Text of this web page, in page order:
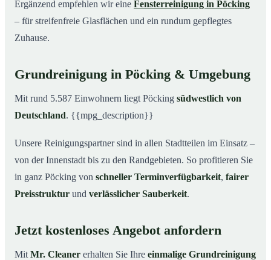
Ergänzend empfehlen wir eine Fensterreinigung in Pöcking
– für streifenfreie Glasflächen und ein rundum gepflegtes
Zuhause.
Grundreinigung in Pöcking & Umgebung
Mit rund 5.587 Einwohnern liegt Pöcking südwestlich von
Deutschland. {{mpg_description}}
Unsere Reinigungspartner sind in allen Stadtteilen im Einsatz –
von der Innenstadt bis zu den Randgebieten. So profitieren Sie
in ganz Pöcking von schneller Terminverfügbarkeit, fairer
Preisstruktur und verlässlicher Sauberkeit.
Jetzt kostenloses Angebot anfordern
Mit Mr. Cleaner erhalten Sie Ihre einmalige Grundreinigung